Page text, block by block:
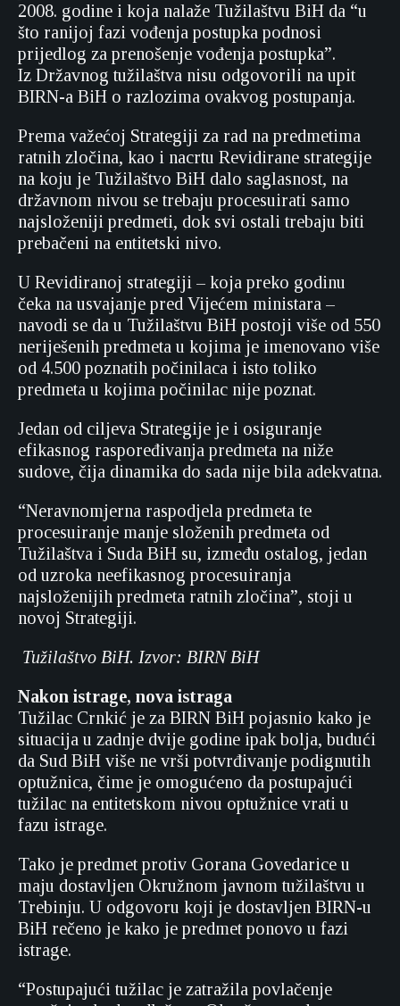
2008. godine i koja nalaže Tužilaštvu BiH da “u
što ranijoj fazi vođenja postupka podnosi
prijedlog za prenošenje vođenja postupka”.
Iz Državnog tužilaštva nisu odgovorili na upit
BIRN-a BiH o razlozima ovakvog postupanja.
Prema važećoj Strategiji za rad na predmetima
ratnih zločina, kao i nacrtu Revidirane strategije
na koju je Tužilaštvo BiH dalo saglasnost, na
državnom nivou se trebaju procesuirati samo
najsloženiji predmeti, dok svi ostali trebaju biti
prebačeni na entitetski nivo.
U Revidiranoj strategiji – koja preko godinu
čeka na usvajanje pred Vijećem ministara –
navodi se da u Tužilaštvu BiH postoji više od 550
neriješenih predmeta u kojima je imenovano više
od 4.500 poznatih počinilaca i isto toliko
predmeta u kojima počinilac nije poznat.
Jedan od ciljeva Strategije je i osiguranje
efikasnog raspoređivanja predmeta na niže
sudove, čija dinamika do sada nije bila adekvatna.
“Neravnomjerna raspodjela predmeta te
procesuiranje manje složenih predmeta od
Tužilaštva i Suda BiH su, između ostalog, jedan
od uzroka neefikasnog procesuiranja
najsloženijih predmeta ratnih zločina”, stoji u
novoj Strategiji.
Tužilaštvo BiH. Izvor: BIRN BiH
Nakon istrage, nova istraga
Tužilac Crnkić je za BIRN BiH pojasnio kako je
situacija u zadnje dvije godine ipak bolja, budući
da Sud BiH više ne vrši potvrđivanje podignutih
optužnica, čime je omogućeno da postupajući
tužilac na entitetskom nivou optužnice vrati u
fazu istrage.
Tako je predmet protiv Gorana Govedarice u
maju dostavljen Okružnom javnom tužilaštvu u
Trebinju. U odgovoru koji je dostavljen BIRN-u
BiH rečeno je kako je predmet ponovo u fazi
istrage.
“Postupajući tužilac je zatražila povlačenje